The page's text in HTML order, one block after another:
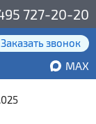
727-20-20
Заказать звонок
MAX